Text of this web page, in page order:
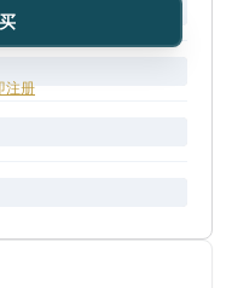
注册